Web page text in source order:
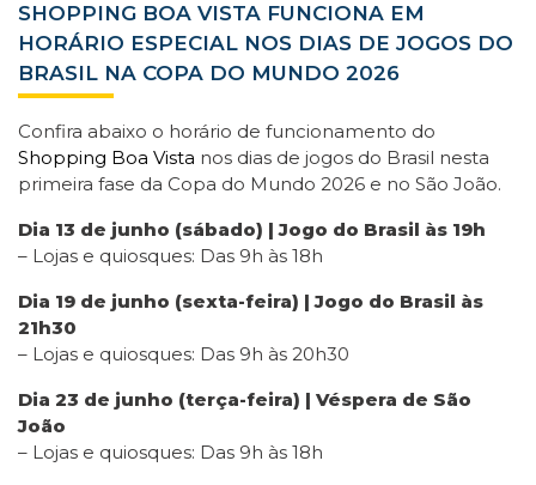
SHOPPING BOA VISTA FUNCIONA EM
HORÁRIO ESPECIAL NOS DIAS DE JOGOS DO
BRASIL NA COPA DO MUNDO 2026
Confira abaixo o horário de funcionamento do
Shopping Boa Vista nos dias de jogos do Brasil nesta
primeira fase da Copa do Mundo 2026 e no São João.
Dia 13 de junho (sábado) | Jogo do Brasil às 19h
– Lojas e quiosques: Das 9h às 18h
Dia 19 de junho (sexta-feira) | Jogo do Brasil às
21h30
– Lojas e quiosques: Das 9h às 20h30
Dia 23 de junho (terça-feira) | Véspera de São
João
– Lojas e quiosques: Das 9h às 18h